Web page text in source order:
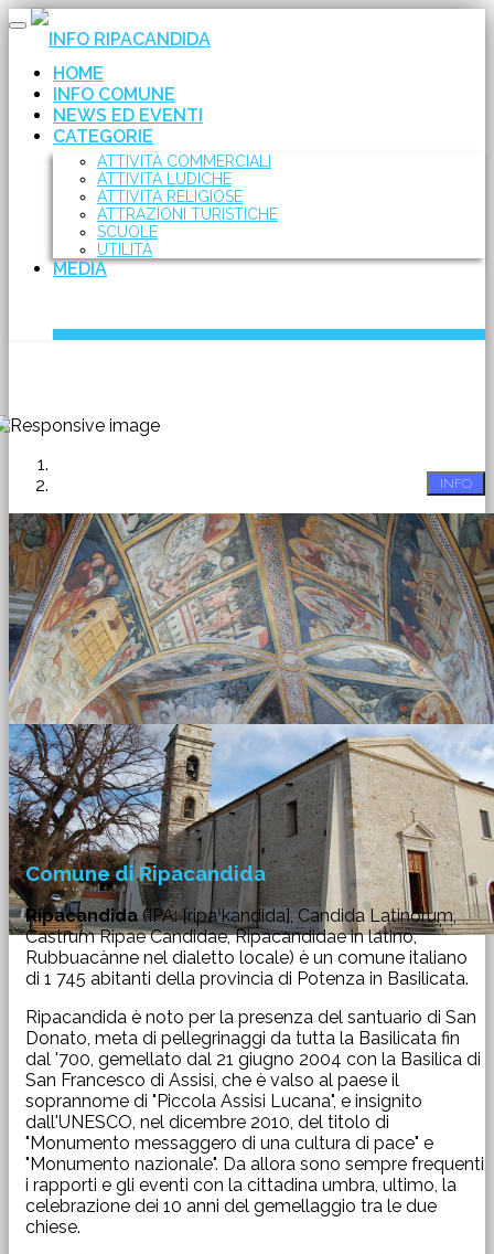
Toggle
navigation
INFO RIPACANDIDA
HOME
INFO COMUNE
NEWS ED EVENTI
CATEGORIE
ATTIVITÀ COMMERCIALI
ATTIVITÀ LUDICHE
ATTIVITÀ RELIGIOSE
ATTRAZIONI TURISTICHE
SCUOLE
UTILITÀ
MEDIA
INFO
Comune di Ripacandida
Ripacandida(IPA: [ripaˈkandida], Candida Latinorum,
Castrum Ripae Candidae, Ripacandidae in latino,
Rubbuacànne nel dialetto locale) è un comune italiano
di 1 745 abitanti della provincia di Potenza in Basilicata.
Ripacandida è noto per la presenza del santuario di San
Donato, meta di pellegrinaggi da tutta la Basilicata fin
dal '700, gemellato dal 21 giugno 2004 con la Basilica di
San Francesco di Assisi, che è valso al paese il
soprannome di "Piccola Assisi Lucana", e insignito
dall'UNESCO, nel dicembre 2010, del titolo di
"Monumento messaggero di una cultura di pace" e
"Monumento nazionale". Da allora sono sempre frequenti
i rapporti e gli eventi con la cittadina umbra, ultimo, la
celebrazione dei 10 anni del gemellaggio tra le due
chiese.